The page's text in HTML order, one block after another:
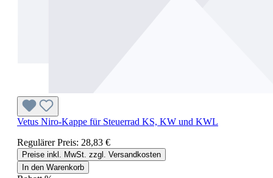
Vetus Niro-Kappe für Steuerrad KS, KW und KWL
Regulärer Preis: 28,83 €
Preise inkl. MwSt. zzgl. Versandkosten
In den Warenkorb